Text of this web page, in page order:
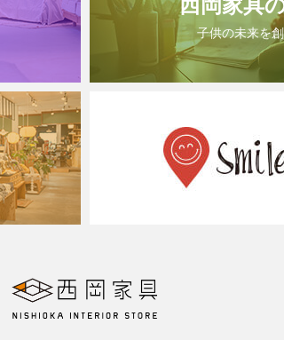
子供の未来を